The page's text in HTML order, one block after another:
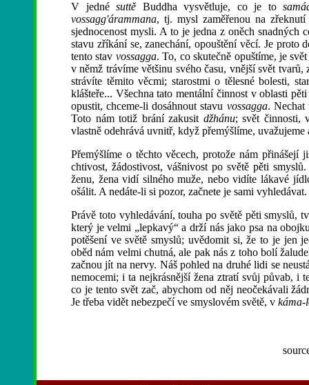
V jednésuttě Buddha vysvětluje, co je to
vossagg'árammana, tj. mysl zaměřenou na
sjednocenost mysli. A to je jedna z oněch snadných
stavu zříkání se, zanechání, opouštění věcí. Je proto
tento stav vossagga. To, co skutečně opuštíme, je
v němž trávíme většinu svého času, vnější svět
strávíte těmito věcmi; starostmi o tělesné bolesti,
klášteře... Všechna tato mentální činnost v oblasti
opustit, chceme-li dosáhnout stavu vossagga. Nechat
Toto nám totiž brání zakusit džhánu; svět činnosti,
vlastně odehrává uvnitř, když přemýšlíme,
Přemýšlíme o těchto věcech, protože nám
chtivost, žádostivost, vášnivost po světě pěti
ženu, žena vidí silného muže, nebo vidíte lákavé
ošálit. A nedáte-li si pozor, začnete je sami vyhledávat.
Právě toto vyhledávání, touha po světě pěti smyslů,
který je velmi „lepkavý“ a drží nás jako psa na
potěšení ve světě smyslů; uvědomit si, že to je jen
oběd nám velmi chutná, ale pak nás z toho bolí
začnou jít na nervy. Náš pohled na druhé lidi se
nemocemi; i ta nejkrásnější žena ztratí svůj půvab, i
co je tento svět zač, abychom od něj neočekávali
Je třeba vidět nebezpečí ve smyslovém světě, v káma-